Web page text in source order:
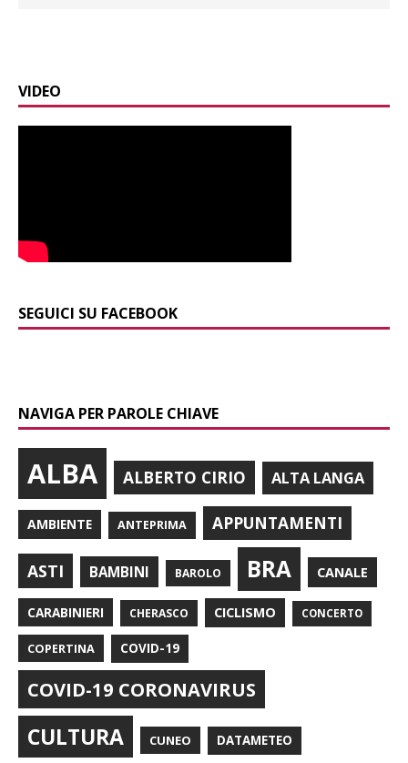
VIDEO
SEGUICI SU FACEBOOK
NAVIGA PER PAROLE CHIAVE
ALBA ALBERTO CIRIO ALTA LANGA
AMBIENTE ANTEPRIMA APPUNTAMENTI
ASTI BAMBINI BAROLO BRA CANALE
CARABINIERI CHERASCO CICLISMO CONCERTO
COPERTINA COVID-19
COVID-19 CORONAVIRUS
CULTURA CUNEO DATAMETEO